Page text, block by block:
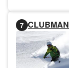
7 CLUBMAN